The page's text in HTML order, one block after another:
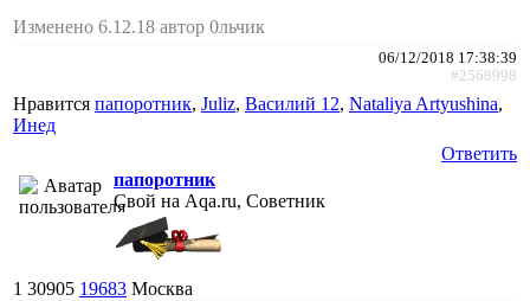
Изменено 6.12.18 автор 0льчик
06/12/2018 17:38:39
#2568998
Нравится папоротник, Juliz, Василий 12, Nataliya Artyushina,
Инед
Ответить
папоротник
Свой на Aqa.ru, Советник
1 30905 19683 Москва